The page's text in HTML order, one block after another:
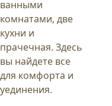
ванными
комнатами, две
кухни и
прачечная. Здесь
вы найдете все
для комфорта и
уединения.